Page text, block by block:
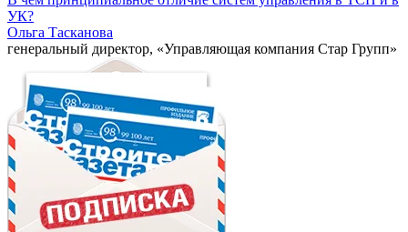
УК?
Ольга Тасканова
генеральный директор, «Управляющая компания Стар Групп»